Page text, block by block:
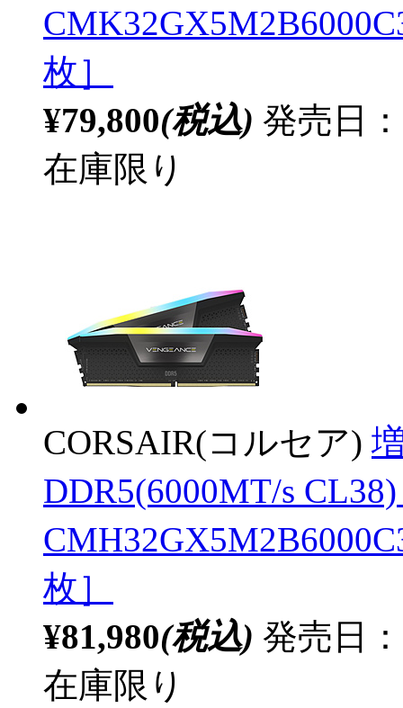
枚］
¥79,800(税込) 発売日
在庫限り
CORSAIR(コルセア)
DDR5(6000MT/s
枚］
¥81,980(税込) 発売日
在庫限り